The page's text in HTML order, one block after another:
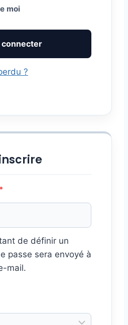
i
moi
connecter
?
*
l
i
g
o
de définir un
passe sera envoyé à
mail.